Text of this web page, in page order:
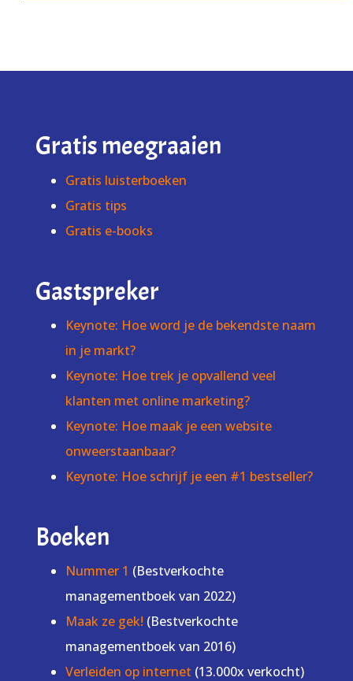
Gratis meegraaien
Gratis luisterboeken
Gratis tips
Gratis e-books
Gastspreker
Keynote: Hoe word je de bekendste naam
in je markt?
Keynote: Hoe trek je opvallend veel
klanten met online marketing?
Keynote: Hoe maak je een website
onweerstaanbaar?
Keynote: Hoe schrijf je een #1 bestseller?
Boeken
Nummer 1 (Bestverkochte
managementboek van 2022)
Maak ze gek! (Bestverkochte
managementboek van 2016)
Verleiden op internet (13.000x verkocht)